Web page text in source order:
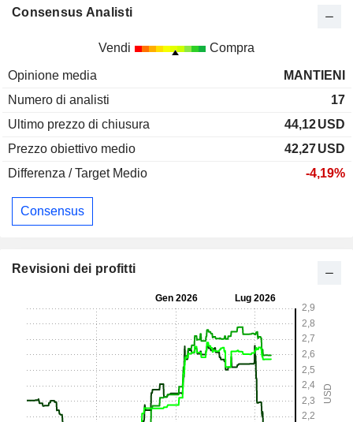
Consensus Analisti
Vendi Compra
Opinione media
MANTIENI
Numero di analisti
17
Ultimo prezzo di chiusura
44,12USD
Prezzo obiettivo medio
42,27USD
Differenza / Target Medio
-4,19%
Consensus
Revisioni dei profitti